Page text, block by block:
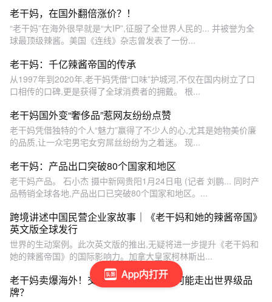
App内打开
老干妈，在国外翻倍涨价？！
“老干妈”在海外很早就是“大IP”,征服了全世界人民的... 并被誉为全
球最顶级辣酱。美国《连线》杂志曾发表了一份...
老干妈：千亿辣酱帝国的传承
从1997年到2020年,老干妈凭借“口味”护城河,不仅在国内树立了口
口相传的口碑,更是获得了全球消费者的拥戴。 根...
老干妈国外变“奢侈品”惹网友纷纷点赞
老干妈凭借独特的个人“魅力”赢得了不少人的心,尤其是她物美价廉
的品质,让一众宅男宅女穷屌丝纷纷为之着迷。 现...
老干妈：产品出口突破80个国家和地区
老干妈产品。 石小杰 摄中新网贵阳1月24日电 (记者 刘鹏... 同时产
品畅销全球各地,产品出口已突破80个国家和地区。...
跨境讲述中国民营企业家故事｜《老干妈和她的辣酱帝国》
英文版全球发行
世界的生动案例。此次英文版的推出,无疑将进一步提升《老干妈和
她的辣酱帝国》的国际影响力。加拿大皇家柯林斯出...
老干妈卖爆海外！交通闭塞的贵州，为何能走出世界级品
牌？